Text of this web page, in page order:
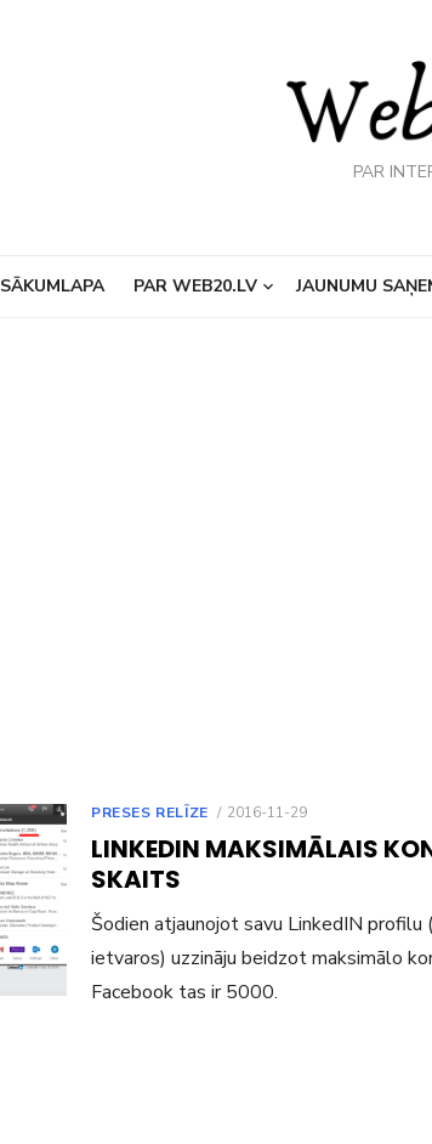
PAR
SĀKUMLAPA PAR WEB20.LV JAUNUMU
PRESES RELĪZE
POSTED
2016-11-29
LINKEDIN MAKSIMĀLAIS
SKAITS
Šodien atjaunojot savu LinkedIN profilu
ietvaros) uzzināju beidzot maksimālo
Facebook tas ir 5000.